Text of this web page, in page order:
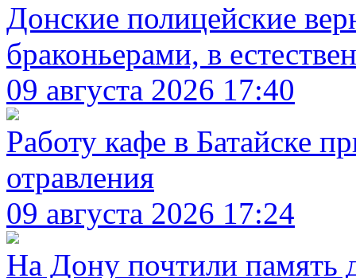
Донские полицейские
браконьерами, в
09 августа 2026 17:40
Работу кафе в Батайске
отравления
09 августа 2026 17:24
На Дону почтили память